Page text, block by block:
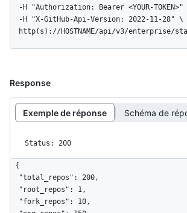
http(s)://HOSTNAME/api/v3/enterprise/
Response
Exemple de réponse Schéma de
Status: 200
{